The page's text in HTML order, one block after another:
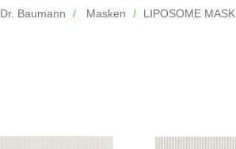
Dr. Baumann Masken LIPOSOME MASK